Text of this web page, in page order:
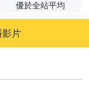
優於全站平均
片